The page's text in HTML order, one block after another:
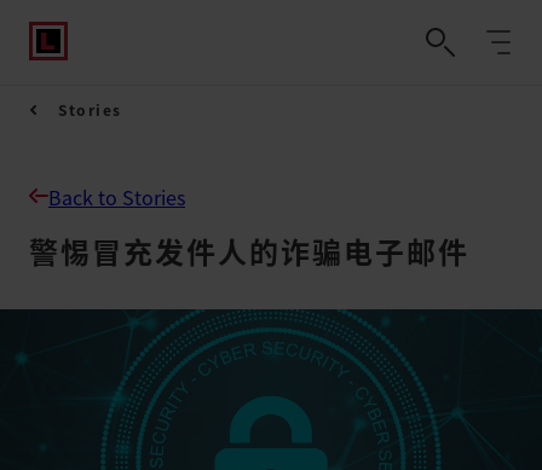
Stories
Back to Stories
警惕冒充发件人的诈骗电子邮件